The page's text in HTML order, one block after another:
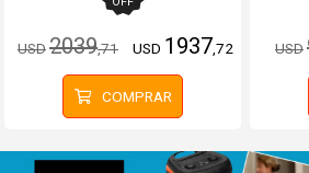
USD2039,71 USD 1937,72
COMPRAR
USD